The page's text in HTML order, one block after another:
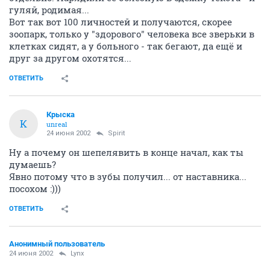
гуляй, родимая...
Вот так вот 100 личностей и получаются, скорее
зоопарк, только у "здорового" человека все зверьки в
клетках сидят, а у больного - так бегают, да ещё и
друг за другом охотятся...
ОТВЕТИТЬ
К
Крыска
unreal
24 июня 2002 Spirit
Ну а почему он шепелявить в конце начал, как ты
думаешь?
Явно потому что в зубы получил... от наставника...
посохом :)))
ОТВЕТИТЬ
Анонимный пользователь
24 июня 2002 Lynx